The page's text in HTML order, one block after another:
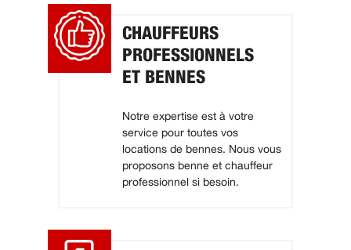
CHAUFFEURS
PROFESSIONNELS
ET BENNES
Notre expertise est à votre
service pour toutes vos
locations de bennes. Nous vous
proposons benne et chauffeur
professionnel si besoin.